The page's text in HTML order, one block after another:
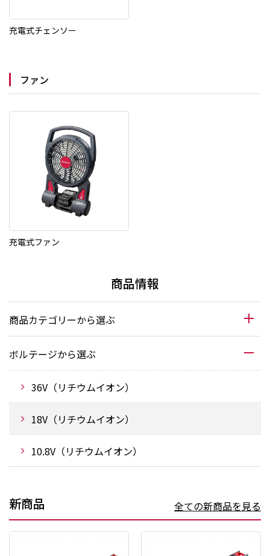
充電式チェンソー
ファン
充電式ファン
商品情報
商品カテゴリーから選ぶ
ボルテージから選ぶ
36V（リチウムイオン）
18V（リチウムイオン）
10.8V（リチウムイオン）
新商品 全ての新商品を見る